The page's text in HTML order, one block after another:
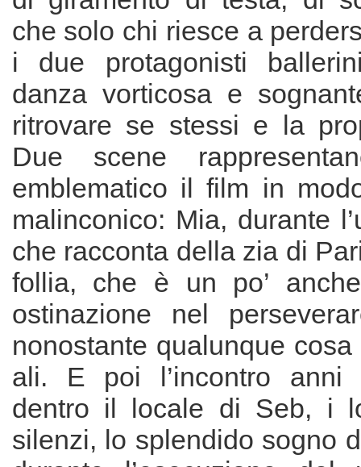
che solo chi riesce a
i due protagonisti
danza vorticosa e
ritrovare se stessi e la
Due scene
emblematico il film in
malinconico: Mia, durante
che racconta della zia di
follia, che è un po’
ostinazione nel
nonostante qualunque
ali. E poi l’incontro
dentro il locale di Seb, i
silenzi, lo splendido sogno